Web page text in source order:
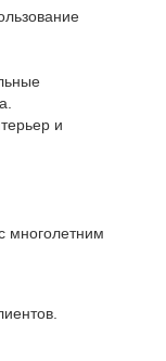
и
многолетним